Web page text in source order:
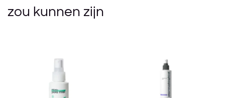
zou kunnen zijn